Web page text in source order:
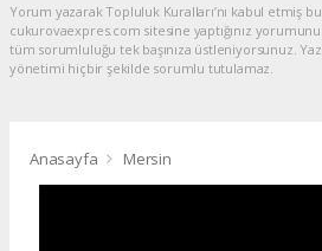
Yorum yazarak Topluluk Kuralları’nı kabul etmiş
cukurovaexpres.com sitesine yaptığınız
tüm sorumluluğu tek başınıza üstleniyorsunuz.
yönetimi hiçbir şekilde sorumlu tutulamaz.
Anasayfa Mersin